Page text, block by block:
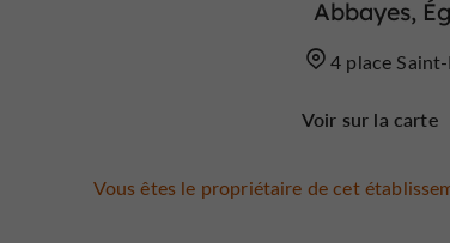
Abbayes,
4 place
Voir sur la carte
Vous êtes le propriétaire de cet